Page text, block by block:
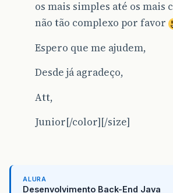
os mais simples até os mais
não tão complexo por favor
Espero que me ajudem,
Desde já agradeço,
Att,
Junior[/color][/size]
ALURA
Desenvolvimento Back-End Java